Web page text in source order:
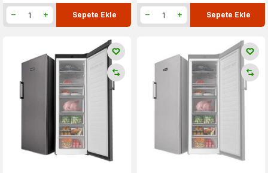
Sepete Ekle Sepete Ekle